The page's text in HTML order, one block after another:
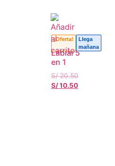
¡Oferta!
Llega
mañana
Labial 5
en 1
S/20.50
S/10.50